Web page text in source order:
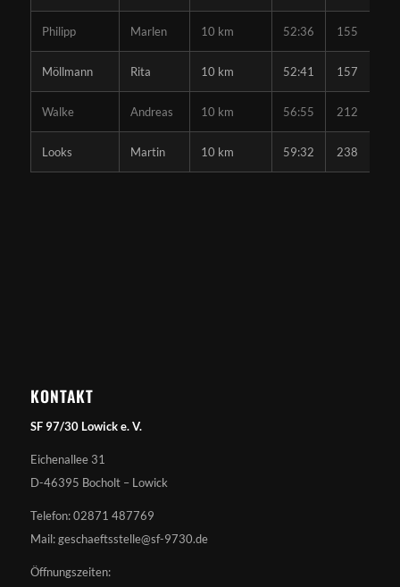
Philipp Marlen 10 km 52:36 155
Möllmann Rita 10 km 52:41 157
Walke Andreas 10 km 56:55 212
Looks Martin 10 km 59:32 238
KONTAKT
SF 97/30 Lowick e. V.
Eichenallee 31
D-46395 Bocholt – Lowick
Telefon: 02871 487769
Mail: geschaeftsstelle@sf-9730.de
Öffnungszeiten: